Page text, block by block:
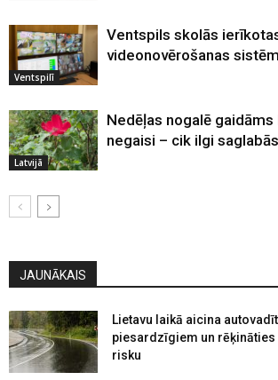
Ventspilī
Ventspils skolās
videonovērošanas
Latvijā
Nedēļas nogalē
negaisi – cik ilgi
JAUNĀKAIS
Lietavu laikā aicina
piesardzīgiem un rēķināties
risku